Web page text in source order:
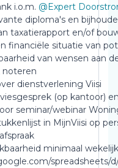
i.o.m. @Expert
diploma's en
taxatierapport en/of
financiële situatie van
van wensen aan
noteren
dienstverlening Viisi
(op kantoor)
seminar/webinar
in MijnViisi op
minimaal
spreadsheets/